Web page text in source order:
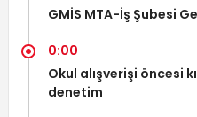
GMİS MTA-İş Şubesi
0:00
Okul alışverişi öncesi
denetim